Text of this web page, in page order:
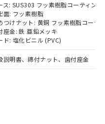
ス: SUS303 フッ素樹脂コーティング
面: フッ素樹脂
つけナット: 黄銅 フッ素樹脂コーテ
座金: 鉄 亜鉛メッキ
ド: 塩化ビニル (PVC)
説明書、締付ナット、歯付座金
価格結果を当社の
者に漏洩または開
します。
品リスト作成サー
だくには、I-Web
されている必要が
などにより、予定
す。
質）のすべてが基
します。
下において有害物
に深刻な影響を
ます。
第三者に販売する
よび3の内容を当
す。また当社は、
係わる関係者が違
がある場合は、取
ん。
のオムロン制御
社販売員にご確
また在庫状況の
いない機種